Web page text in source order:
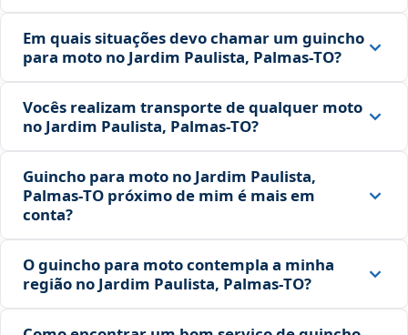
Em quais situações devo chamar um guincho
para moto no Jardim Paulista, Palmas‑TO?
Vocês realizam transporte de qualquer moto
no Jardim Paulista, Palmas‑TO?
Guincho para moto no Jardim Paulista,
Palmas‑TO próximo de mim é mais em
conta?
O guincho para moto contempla a minha
região no Jardim Paulista, Palmas‑TO?